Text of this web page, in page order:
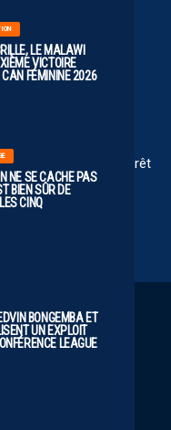
LE MALAWI
VICTOIRE
FÉMININE 2026
NE SE CACHE PAS
BIEN SÛR DE
CINQ
BONGEMBA ET
UN EXPLOIT
LEAGUE
au finale un prêt
triste.